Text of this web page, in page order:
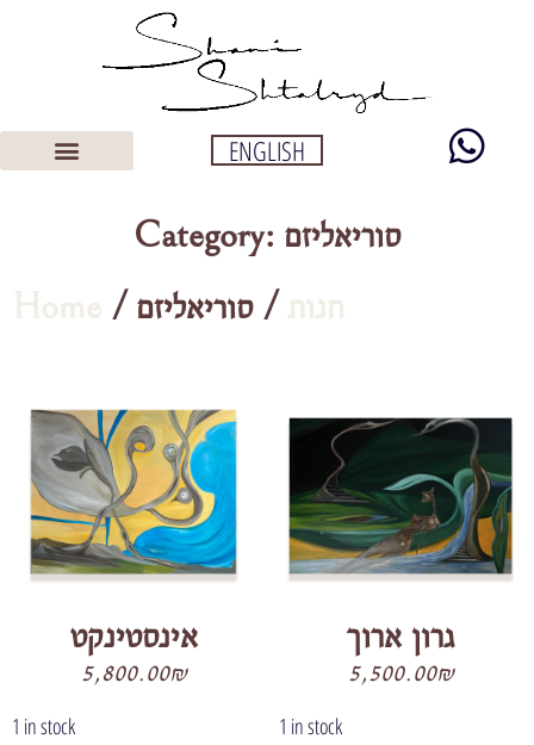
ENGLISH
Category: סוריאליזם
Home / חנות/ סוריאליזם
אינסטינקט
5,800.00₪
1 in stock
גרון ארוך
5,500.00₪
1 in stock